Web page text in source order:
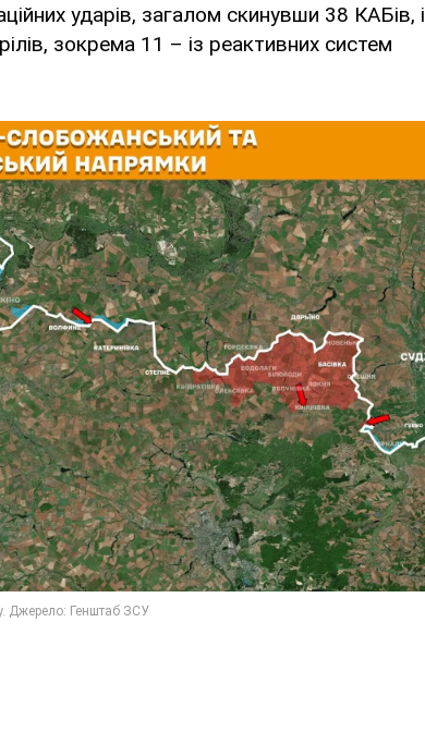
ударів, загалом скинувши 38 КАБів, і
зокрема 11 – із реактивних систем